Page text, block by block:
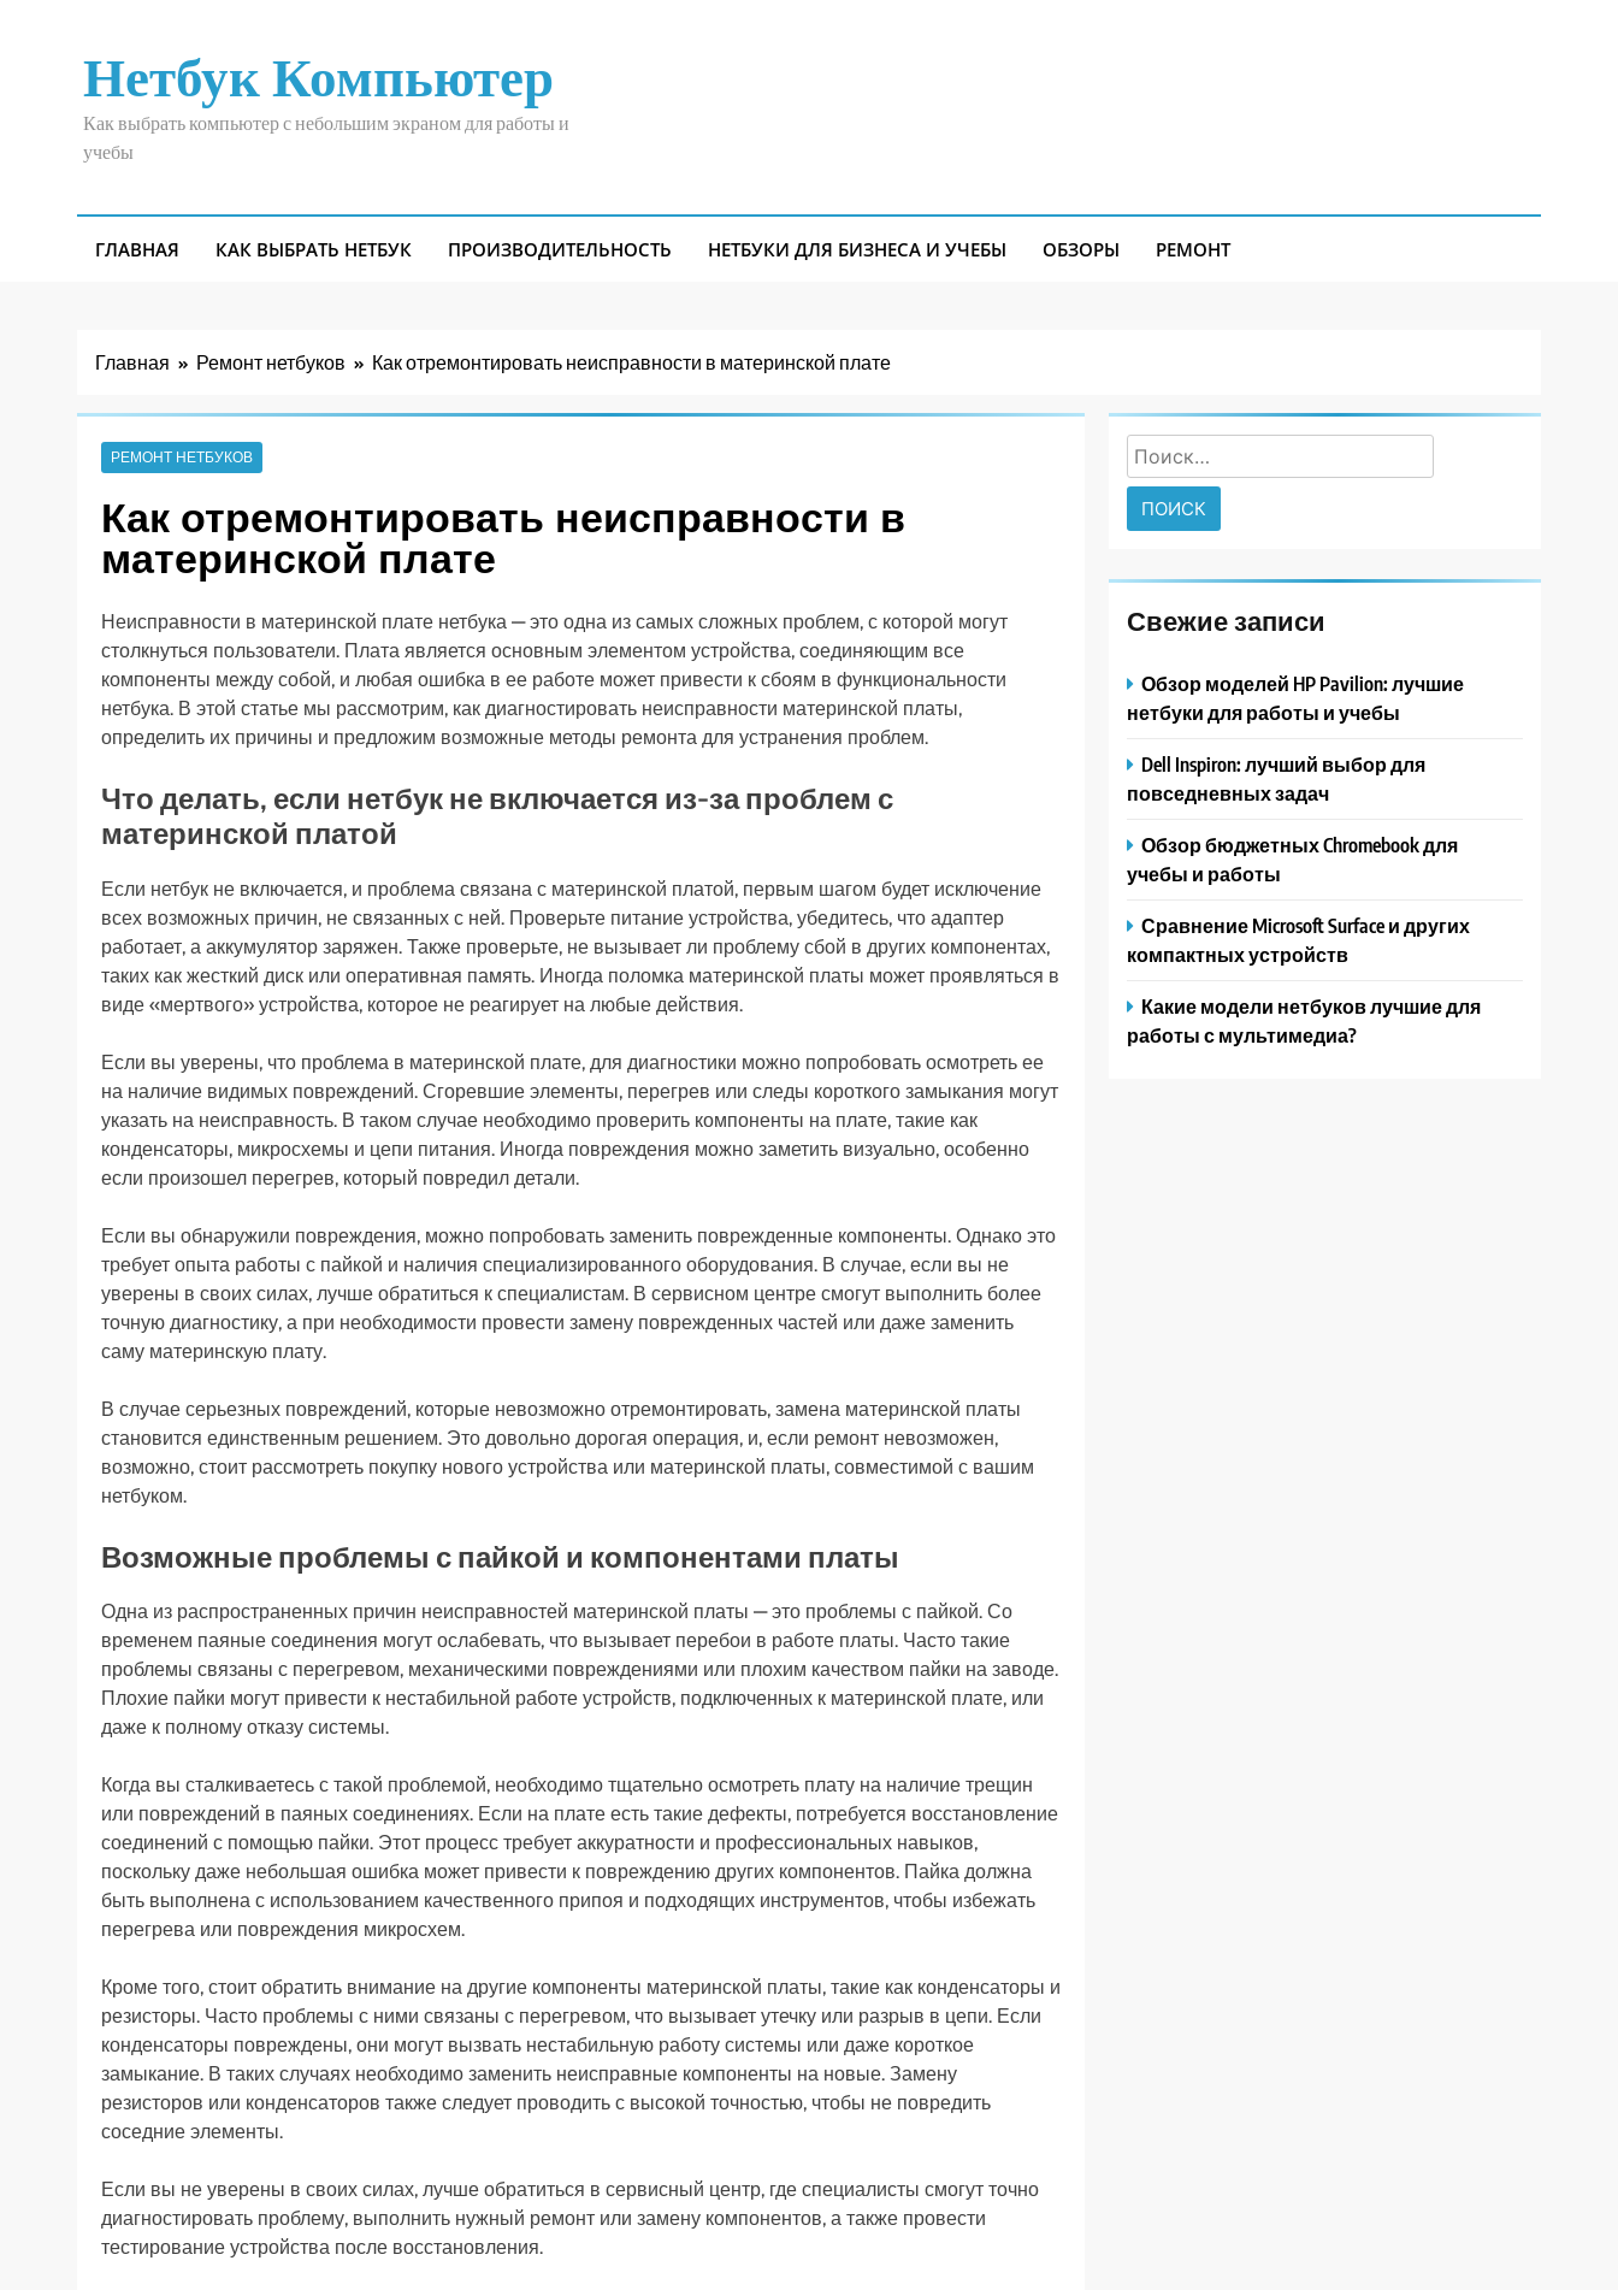
содержимомуНетбук Компьютер
Как выбрать компьютер с небольшим экраном для работы и
учебы
ГЛАВНАЯ КАК ВЫБРАТЬ НЕТБУК ПРОИЗВОДИТЕЛЬНОСТЬ НЕТБУКИ ДЛЯ БИЗНЕСА И УЧЕБЫ ОБЗОРЫ РЕМОНТ
Главная Ремонт нетбуков Как отремонтировать неисправности в материнской плате
РЕМОНТ НЕТБУКОВ
Как отремонтировать неисправности в
материнской плате
Неисправности в материнской плате нетбука — это одна из самых сложных проблем, с которой могут
столкнуться пользователи. Плата является основным элементом устройства, соединяющим все
компоненты между собой, и любая ошибка в ее работе может привести к сбоям в функциональности
нетбука. В этой статье мы рассмотрим, как диагностировать неисправности материнской платы,
определить их причины и предложим возможные методы ремонта для устранения проблем.
Что делать, если нетбук не включается из-за проблем с
материнской платой
Если нетбук не включается, и проблема связана с материнской платой, первым шагом будет исключение
всех возможных причин, не связанных с ней. Проверьте питание устройства, убедитесь, что адаптер
работает, а аккумулятор заряжен. Также проверьте, не вызывает ли проблему сбой в других компонентах,
таких как жесткий диск или оперативная память. Иногда поломка материнской платы может проявляться в
виде «мертвого» устройства, которое не реагирует на любые действия.
Если вы уверены, что проблема в материнской плате, для диагностики можно попробовать осмотреть ее
на наличие видимых повреждений. Сгоревшие элементы, перегрев или следы короткого замыкания могут
указать на неисправность. В таком случае необходимо проверить компоненты на плате, такие как
конденсаторы, микросхемы и цепи питания. Иногда повреждения можно заметить визуально, особенно
если произошел перегрев, который повредил детали.
Если вы обнаружили повреждения, можно попробовать заменить поврежденные компоненты. Однако это
требует опыта работы с пайкой и наличия специализированного оборудования. В случае, если вы не
уверены в своих силах, лучше обратиться к специалистам. В сервисном центре смогут выполнить более
точную диагностику, а при необходимости провести замену поврежденных частей или даже заменить
саму материнскую плату.
В случае серьезных повреждений, которые невозможно отремонтировать, замена материнской платы
становится единственным решением. Это довольно дорогая операция, и, если ремонт невозможен,
возможно, стоит рассмотреть покупку нового устройства или материнской платы, совместимой с вашим
нетбуком.
Возможные проблемы с пайкой и компонентами платы
Одна из распространенных причин неисправностей материнской платы — это проблемы с пайкой. Со
временем паяные соединения могут ослабевать, что вызывает перебои в работе платы. Часто такие
проблемы связаны с перегревом, механическими повреждениями или плохим качеством пайки на заводе.
Плохие пайки могут привести к нестабильной работе устройств, подключенных к материнской плате, или
даже к полному отказу системы.
Когда вы сталкиваетесь с такой проблемой, необходимо тщательно осмотреть плату на наличие трещин
или повреждений в паяных соединениях. Если на плате есть такие дефекты, потребуется восстановление
соединений с помощью пайки. Этот процесс требует аккуратности и профессиональных навыков,
поскольку даже небольшая ошибка может привести к повреждению других компонентов. Пайка должна
быть выполнена с использованием качественного припоя и подходящих инструментов, чтобы избежать
перегрева или повреждения микросхем.
Кроме того, стоит обратить внимание на другие компоненты материнской платы, такие как конденсаторы и
резисторы. Часто проблемы с ними связаны с перегревом, что вызывает утечку или разрыв в цепи. Если
конденсаторы повреждены, они могут вызвать нестабильную работу системы или даже короткое
замыкание. В таких случаях необходимо заменить неисправные компоненты на новые. Замену
резисторов или конденсаторов также следует проводить с высокой точностью, чтобы не повредить
соседние элементы.
Если вы не уверены в своих силах, лучше обратиться в сервисный центр, где специалисты смогут точно
диагностировать проблему, выполнить нужный ремонт или замену компонентов, а также провести
тестирование устройства после восстановления.
Найти:
Свежие записи
Обзор моделей HP Pavilion: лучшие
нетбуки для работы и учебы
Dell Inspiron: лучший выбор для
повседневных задач
Обзор бюджетных Chromebook для
учебы и работы
Сравнение Microsoft Surface и других
компактных устройств
Какие модели нетбуков лучшие для
работы с мультимедиа?